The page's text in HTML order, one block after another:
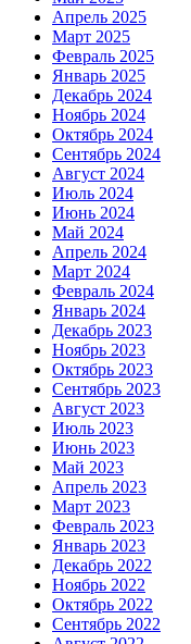
Апрель 2025
Март 2025
Февраль 2025
Январь 2025
Декабрь 2024
Ноябрь 2024
Октябрь 2024
Сентябрь 2024
Август 2024
Июль 2024
Июнь 2024
Май 2024
Апрель 2024
Март 2024
Февраль 2024
Январь 2024
Декабрь 2023
Ноябрь 2023
Октябрь 2023
Сентябрь 2023
Август 2023
Июль 2023
Июнь 2023
Май 2023
Апрель 2023
Март 2023
Февраль 2023
Январь 2023
Декабрь 2022
Ноябрь 2022
Октябрь 2022
Сентябрь 2022